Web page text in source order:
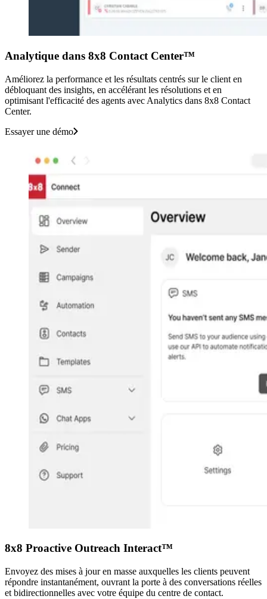
Analytique dans 8x8 Contact Center™
Améliorez la performance et les résultats centrés sur le client en
débloquant des insights, en accélérant les résolutions et en
optimisant l'efficacité des agents avec Analytics dans 8x8 Contact
Center.
Essayer une démo
8x8 Proactive Outreach Interact™
Envoyez des mises à jour en masse auxquelles les clients peuvent
répondre instantanément, ouvrant la porte à des conversations réelles
et bidirectionnelles avec votre équipe du centre de contact.